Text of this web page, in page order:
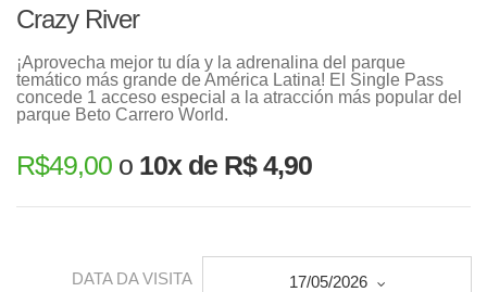
Crazy River
¡Aprovecha mejor tu día y la adrenalina del parque
temático más grande de América Latina! El Single Pass
concede 1 acceso especial a la atracción más popular del
parque Beto Carrero World.
R$49,00 o 10x de R$ 4,90
DATA DA VISITA 17/05/2026